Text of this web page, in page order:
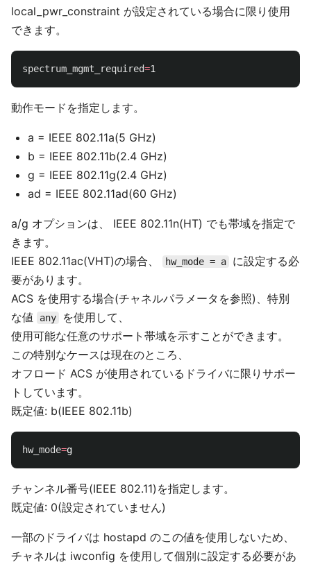
local_pwr_constraint が設定されている場合に限り使用
できます。
spectrum_mgmt_required=
動作モードを指定します。
a = IEEE 802.11a(5 GHz)
b = IEEE 802.11b(2.4 GHz)
g = IEEE 802.11g(2.4 GHz)
ad = IEEE 802.11ad(60 GHz)
a/g オプションは、 IEEE 802.11n(HT) でも帯域を指定で
きます。
IEEE 802.11ac(VHT)の場合、
hw_mode = a
に設定する必
要があります。
ACS を使用する場合(チャネルパラメータを参照)、特別
な値
any
を使用して、
使用可能な任意のサポート帯域を示すことができます。
この特別なケースは現在のところ、
オフロード ACS が使用されているドライバに限りサポー
トしています。
既定値: b(IEEE 802.11b)
hw_mode=
チャンネル番号(IEEE 802.11)を指定します。
既定値: 0(設定されていません)
一部のドライバは hostapd のこの値を使用しないため、
チャネルは iwconfig を使用して個別に設定する必要があ